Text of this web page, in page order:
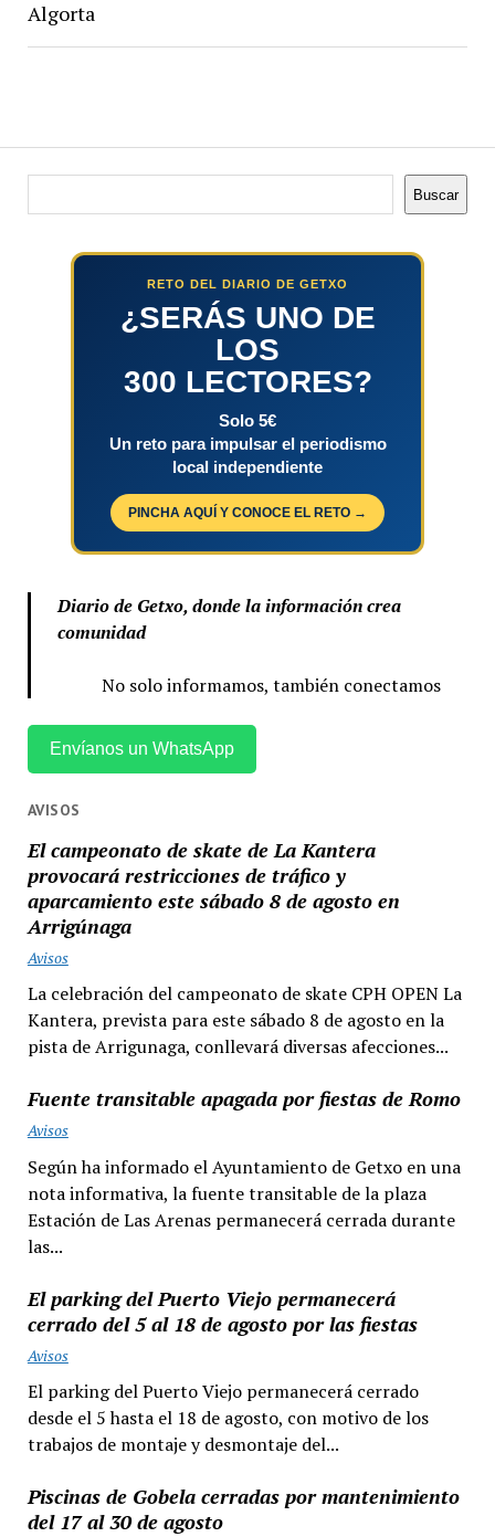
Algorta
Buscar
RETO DEL DIARIO DE GETXO
¿SERÁS UNO DE
LOS
300 LECTORES?
Solo 5€
Un reto para impulsar el periodismo
local independiente
PINCHA AQUÍ Y CONOCE EL RETO →
Diario de Getxo, donde la información crea
comunidad
No solo informamos, también conectamos
Envíanos un WhatsApp
AVISOS
El campeonato de skate de La Kantera
provocará restricciones de tráfico y
aparcamiento este sábado 8 de agosto en
Arrigúnaga
Avisos
La celebración del campeonato de skate CPH OPEN La
Kantera, prevista para este sábado 8 de agosto en la
pista de Arrigunaga, conllevará diversas afecciones...
Fuente transitable apagada por fiestas de Romo
Avisos
Según ha informado el Ayuntamiento de Getxo en una
nota informativa, la fuente transitable de la plaza
Estación de Las Arenas permanecerá cerrada durante
las...
El parking del Puerto Viejo permanecerá
cerrado del 5 al 18 de agosto por las fiestas
Avisos
El parking del Puerto Viejo permanecerá cerrado
desde el 5 hasta el 18 de agosto, con motivo de los
trabajos de montaje y desmontaje del...
Piscinas de Gobela cerradas por mantenimiento
del 17 al 30 de agosto